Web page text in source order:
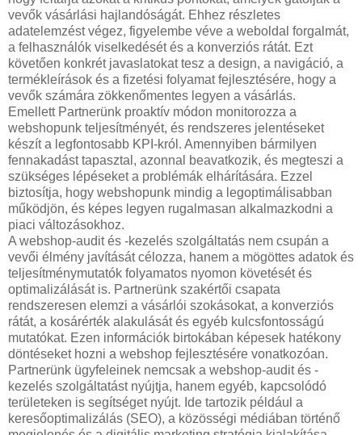
vevők vásárlási hajlandóságát. Ehhez részletes
adatelemzést végez, figyelembe véve a weboldal forgalmát,
a felhasználók viselkedését és a konverziós rátát. Ezt
követően konkrét javaslatokat tesz a design, a navigáció, a
termékleírások és a fizetési folyamat fejlesztésére, hogy a
vevők számára zökkenőmentes legyen a vásárlás.
Emellett Partnerünk proaktív módon monitorozza a
webshopunk teljesítményét, és rendszeres jelentéseket
készít a legfontosabb KPI-król. Amennyiben bármilyen
fennakadást tapasztal, azonnal beavatkozik, és megteszi a
szükséges lépéseket a problémák elhárítására. Ezzel
biztosítja, hogy webshopunk mindig a legoptimálisabban
működjön, és képes legyen rugalmasan alkalmazkodni a
piaci változásokhoz.
A webshop-audit és -kezelés szolgáltatás nem csupán a
vevői élmény javítását célozza, hanem a mögöttes adatok és
teljesítménymutatók folyamatos nyomon követését és
optimalizálását is. Partnerünk szakértői csapata
rendszeresen elemzi a vásárlói szokásokat, a konverziós
rátát, a kosárérték alakulását és egyéb kulcsfontosságú
mutatókat. Ezen információk birtokában képesek hatékony
döntéseket hozni a webshop fejlesztésére vonatkozóan.
Partnerünk ügyfeleinek nemcsak a webshop-audit és -
kezelés szolgáltatást nyújtja, hanem egyéb, kapcsolódó
területeken is segítséget nyújt. Ide tartozik például a
keresőoptimalizálás (SEO), a közösségi médiában történő